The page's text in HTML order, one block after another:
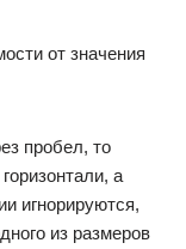
от значения
пробел, то
а
игнорируются,
из размеров